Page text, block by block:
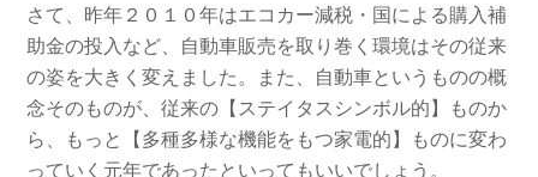
さて、昨年２０１０年はエコカー減税・国による購入補
助金の投入など、自動車販売を取り巻く環境はその従来
の姿を大きく変えました。
また、自動車というものの概
念そのものが、従来の【ステイタスシンボル的】ものか
ら、もっと【多種多様な機能をもつ家電的】ものに変わ
っていく元年であったといってもいいでしょう。